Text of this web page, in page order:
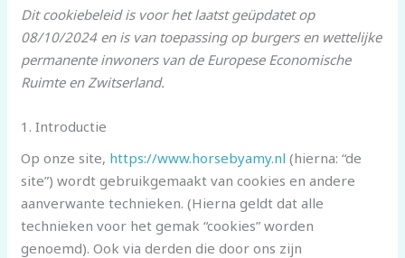
Dit cookiebeleid is voor het laatst geüpdatet op
08/10/2024 en is van toepassing op burgers en wettelijke
permanente inwoners van de Europese Economische
Ruimte en Zwitserland.
1. Introductie
Op onze site, https://www.horsebyamy.nl (hierna: “de
site”) wordt gebruikgemaakt van cookies en andere
aanverwante technieken. (Hierna geldt dat alle
technieken voor het gemak “cookies” worden
genoemd). Ook via derden die door ons zijn